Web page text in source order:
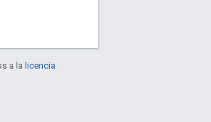
a la licencia